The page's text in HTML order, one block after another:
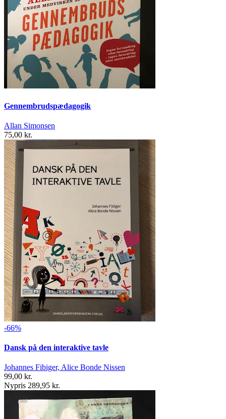
Gennembrudspædagogik
Allan Simonsen
75,00 kr.
-66%
Dansk på den interaktive tavle
Johannes Fibiger, Alice Bonde Nissen
99,00 kr.
Nypris 289,95 kr.